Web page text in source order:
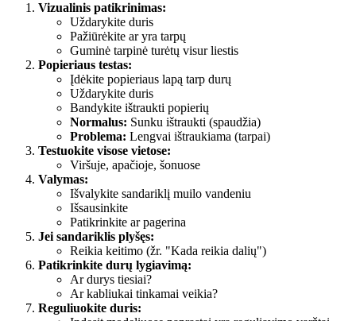
Vizualinis patikrinimas:
Uždarykite duris
Pažiūrėkite ar yra tarpų
Guminė tarpinė turėtų visur liestis
Popieriaus testas:
Įdėkite popieriaus lapą tarp durų
Uždarykite duris
Bandykite ištraukti popierių
Normalus: Sunku ištraukti (spaudžia)
Problema: Lengvai ištraukiama (tarpai)
Testuokite visose vietose:
Viršuje, apačioje, šonuose
Valymas:
Išvalykite sandariklį muilo vandeniu
Išsausinkite
Patikrinkite ar pagerina
Jei sandariklis plyšęs:
Reikia keitimo (žr. "Kada reikia dalių")
Patikrinkite durų lygiavimą:
Ar durys tiesiai?
Ar kabliukai tinkamai veikia?
Reguliuokite duris: